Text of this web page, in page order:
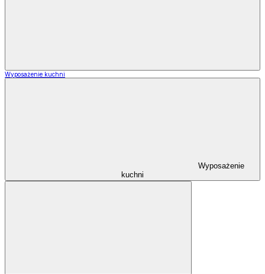
Wyposażenie kuchni
Wyposażenie
kuchni